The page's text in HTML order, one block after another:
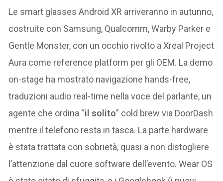
Le smart glasses Android XR arriveranno in autunno,
costruite con Samsung, Qualcomm, Warby Parker e
Gentle Monster, con un occhio rivolto a Xreal Project
Aura come reference platform per gli OEM. La demo
on-stage ha mostrato navigazione hands-free,
traduzioni audio real-time nella voce del parlante, un
agente che ordina “il solito” cold brew via DoorDash
mentre il telefono resta in tasca. La parte hardware
è stata trattata con sobrietà, quasi a non distogliere
l’attenzione dal cuore software dell’evento. Wear OS